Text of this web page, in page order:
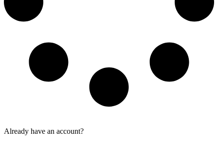
Already have an account?